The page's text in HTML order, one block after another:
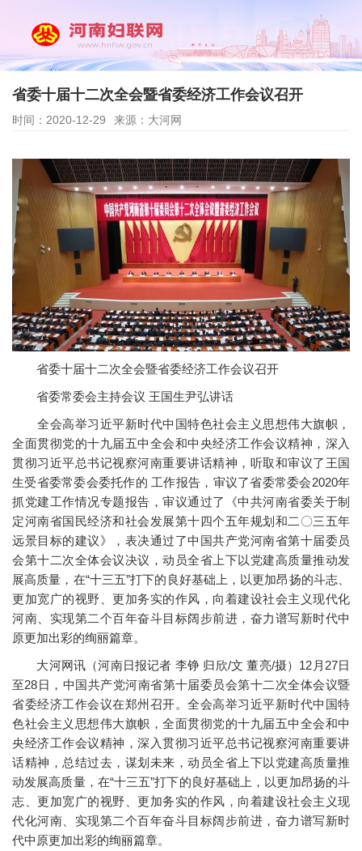
省委十届十二次全会暨省委经济工作会议召开
时间：2020-12-29 来源：大河网
省委十届十二次全会暨省委经济工作会议召开
省委常委会主持会议 王国生尹弘讲话
全会高举习近平新时代中国特色社会主义思想伟大旗帜，
全面贯彻党的十九届五中全会和中央经济工作会议精神，深入
贯彻习近平总书记视察河南重要讲话精神，听取和审议了王国
生受省委常委会委托作的 工作报告，审议了省委常委会2020年
抓党建工作情况专题报告，审议通过了《中共河南省委关于制
定河南省国民经济和社会发展第十四个五年规划和二〇三五年
远景目标的建议》，表决通过了中国共产党河南省第十届委员
会第十二次全体会议决议，动员全省上下以党建高质量推动发
展高质量，在“十三五”打下的良好基础上，以更加昂扬的斗志、
更加宽广的视野、更加务实的作风，向着建设社会主义现代化
河南、实现第二个百年奋斗目标阔步前进，奋力谱写新时代中
原更加出彩的绚丽篇章。
大河网讯（河南日报记者 李铮 归欣/文 董亮/摄）12月27日
至28日，中国共产党河南省第十届委员会第十二次全体会议暨
省委经济工作会议在郑州召开。全会高举习近平新时代中国特
色社会主义思想伟大旗帜，全面贯彻党的十九届五中全会和中
央经济工作会议精神，深入贯彻习近平总书记视察河南重要讲
话精神，总结过去，谋划未来，动员全省上下以党建高质量推
动发展高质量，在“十三五”打下的良好基础上，以更加昂扬的斗
志、更加宽广的视野、更加务实的作风，向着建设社会主义现
代化河南、实现第二个百年奋斗目标阔步前进，奋力谱写新时
代中原更加出彩的绚丽篇章。